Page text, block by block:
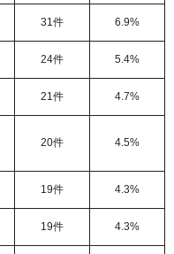
31件 6.9%
24件 5.4%
21件 4.7%
20件 4.5%
19件 4.3%
19件 4.3%